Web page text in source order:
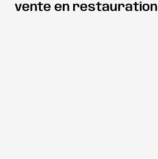
vente en restauration